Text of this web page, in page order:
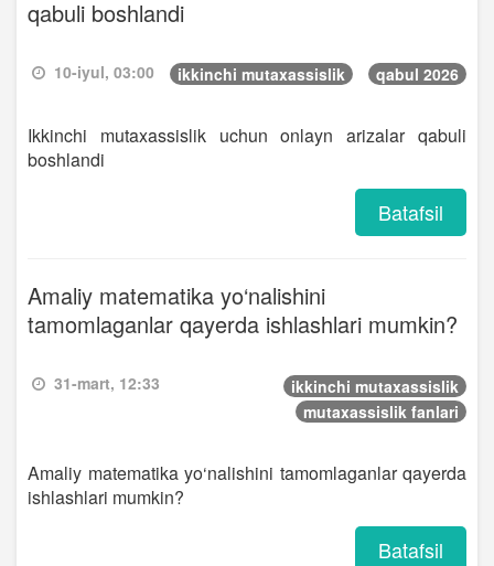
qabuli boshlandi
10-iyul, 03:00 ikkinchi mutaxassislik qabul 2026
Ikkinchi mutaxassislik uchun onlayn arizalar qabuli
boshlandi
Batafsil
Amaliy matematika yo‘nalishini
tamomlaganlar qayerda ishlashlari mumkin?
31-mart, 12:33
ikkinchi mutaxassislik
mutaxassislik fanlari
Amaliy matematika yo‘nalishini tamomlaganlar qayerda
ishlashlari mumkin?
Batafsil